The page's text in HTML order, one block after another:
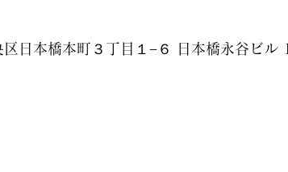
日本橋本町３丁目１−６ 日本橋永谷ビル